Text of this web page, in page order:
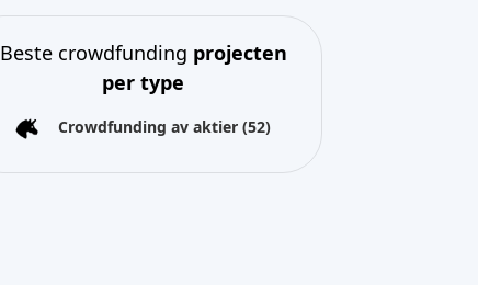
Beste crowdfunding projecten
per type
Crowdfunding av aktier(52)